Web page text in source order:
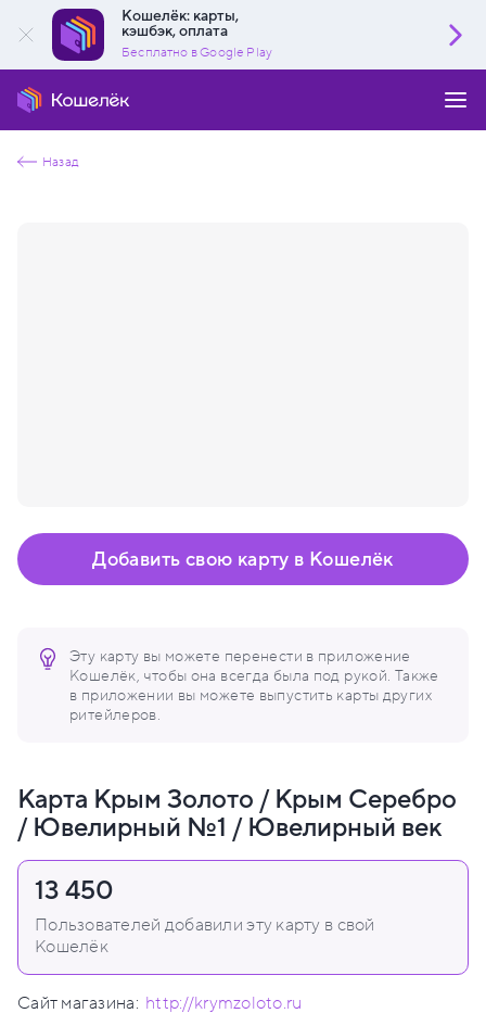
Кошелёк: карты,
кэшбэк, оплата
Бесплатно в Google Play
Назад
Эту карту вы можете перенести в приложение
Кошелёк, чтобы она всегда была под рукой. Также
в приложении вы можете выпустить карты других
ритейлеров.
Добавить свою карту в Кошелёк
Карта Крым Золото / Крым Серебро
/ Ювелирный №1 / Ювелирный век
13 450
Пользователей добавили эту карту в свой
Кошелёк
Сайт магазина: http://krymzoloto.ru